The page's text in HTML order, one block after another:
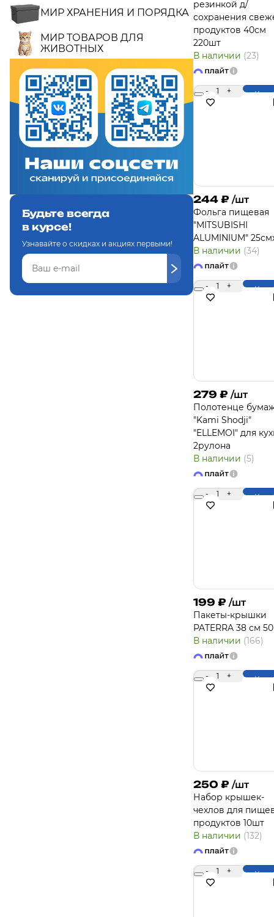
МИР ХРАНЕНИЯ И ПОРЯДКА
МИР ТОВАРОВ ДЛЯ
ЖИВОТНЫХ
Будьте всегда
в курсе!
Узнавайте о скидках и акциях первыми!
резинкой д/
сохранения
продуктов 40см
220шт
В наличии (23)
- 1 +
244 ₽ /шт
Фольга пищевая
"MITSUBISHI
ALUMINIUM"
В наличии (34)
- 1 +
279 ₽ /шт
Полотенце
"Kami Shodji"
"ELLEMOI" для
2рулона
В наличии (5)
- 1 +
199 ₽ /шт
Пакеты-крышки
PATERRA 38 см
В наличии (166)
- 1 +
250 ₽ /шт
Набор крышек-
чехлов для
продуктов 10шт
В наличии (132)
- 1 +